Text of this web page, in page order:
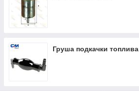
Груша подкачки топлива